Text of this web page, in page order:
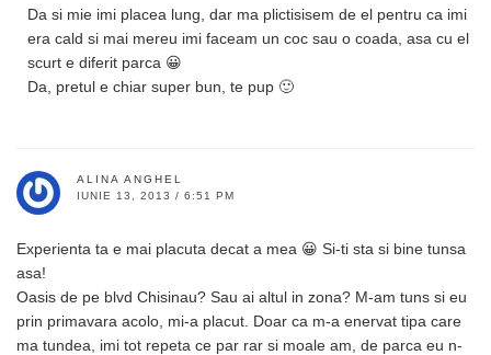
Da si mie imi placea lung, dar ma plictisisem de el pentru ca imi
era cald si mai mereu imi faceam un coc sau o coada, asa cu el
scurt e diferit parca 😀
Da, pretul e chiar super bun, te pup 🙂
ALINA ANGHEL
IUNIE 13, 2013 / 6:51 PM
Experienta ta e mai placuta decat a mea 😀 Si-ti sta si bine tunsa
asa!
Oasis de pe blvd Chisinau? Sau ai altul in zona? M-am tuns si eu
prin primavara acolo, mi-a placut. Doar ca m-a enervat tipa care
ma tundea, imi tot repeta ce par rar si moale am, de parca eu n-